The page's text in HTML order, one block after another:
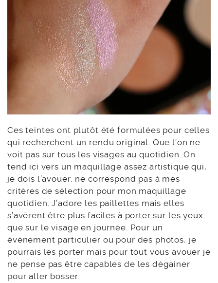
Ces teintes ont plutôt été formulées pour celles
qui recherchent un rendu original. Que l’on ne
voit pas sur tous les visages au quotidien. On
tend ici vers un maquillage assez artistique qui,
je dois l’avouer, ne correspond pas à mes
critères de sélection pour mon maquillage
quotidien. J’adore les paillettes mais elles
s’avèrent être plus faciles à porter sur les yeux
que sur le visage en journée. Pour un
évènement particulier ou pour des photos, je
pourrais les porter mais pour tout vous avouer je
ne pense pas être capables de les dégainer
pour aller bosser.